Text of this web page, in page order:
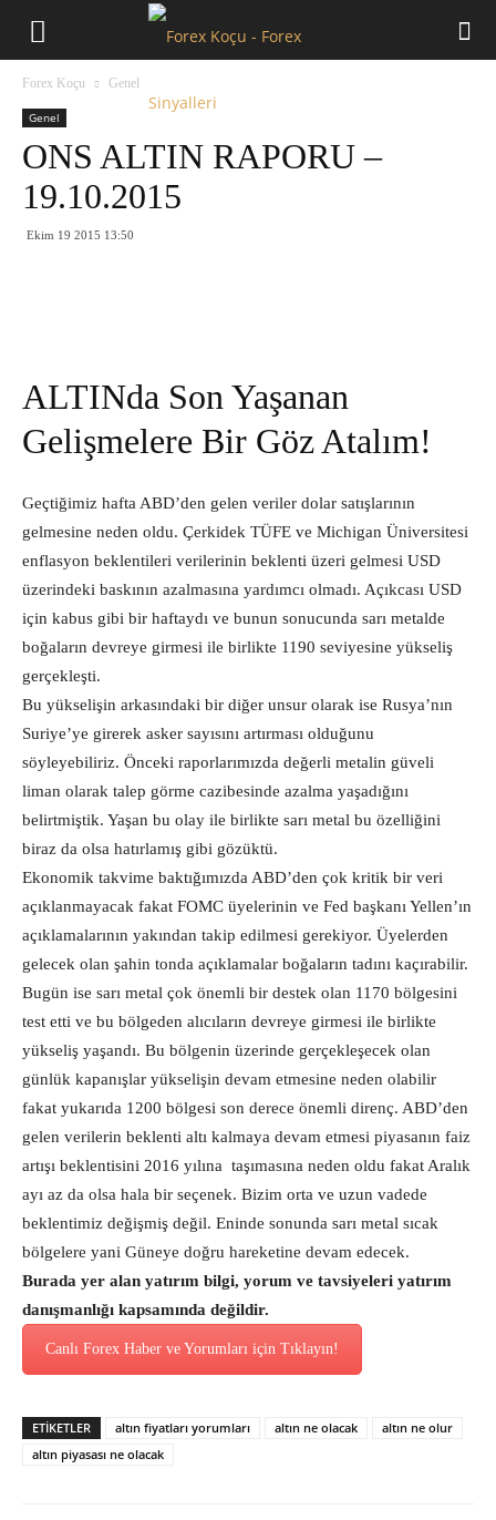
Forex Koçu Genel
Genel
ONS ALTIN RAPORU –
19.10.2015
Ekim 19 2015 13:50
ALTINda Son Yaşanan
Gelişmelere Bir Göz Atalım!
Geçtiğimiz hafta ABD’den gelen veriler dolar satışlarının
gelmesine neden oldu. Çerkidek TÜFE ve Michigan Üniversitesi
enflasyon beklentileri verilerinin beklenti üzeri gelmesi USD
üzerindeki baskının azalmasına yardımcı olmadı. Açıkcası USD
için kabus gibi bir haftaydı ve bunun sonucunda sarı metalde
boğaların devreye girmesi ile birlikte 1190 seviyesine yükseliş
gerçekleşti.
Bu yükselişin arkasındaki bir diğer unsur olarak ise Rusya’nın
Suriye’ye girerek asker sayısını artırması olduğunu
söyleyebiliriz. Önceki raporlarımızda değerli metalin güveli
liman olarak talep görme cazibesinde azalma yaşadığını
belirtmiştik. Yaşan bu olay ile birlikte sarı metal bu özelliğini
biraz da olsa hatırlamış gibi gözüktü.
Ekonomik takvime baktığımızda ABD’den çok kritik bir veri
açıklanmayacak fakat FOMC üyelerinin ve Fed başkanı Yellen’ın
açıklamalarının yakından takip edilmesi gerekiyor. Üyelerden
gelecek olan şahin tonda açıklamalar boğaların tadını kaçırabilir.
Bugün ise sarı metal çok önemli bir destek olan 1170 bölgesini
test etti ve bu bölgeden alıcıların devreye girmesi ile birlikte
yükseliş yaşandı. Bu bölgenin üzerinde gerçekleşecek olan
günlük kapanışlar yükselişin devam etmesine neden olabilir
fakat yukarıda 1200 bölgesi son derece önemli direnç. ABD’den
gelen verilerin beklenti altı kalmaya devam etmesi piyasanın faiz
artışı beklentisini 2016 yılına taşımasına neden oldu fakat Aralık
ayı az da olsa hala bir seçenek. Bizim orta ve uzun vadede
beklentimiz değişmiş değil. Eninde sonunda sarı metal sıcak
bölgelere yani Güneye doğru hareketine devam edecek.
Burada yer alan yatırım bilgi, yorum ve tavsiyeleri yatırım
danışmanlığı kapsamında değildir.
Canlı Forex Haber ve Yorumları için Tıklayın!
ETİKETLER altın fiyatları yorumları altın ne olacak
altın ne olur
altın piyasası ne olacak